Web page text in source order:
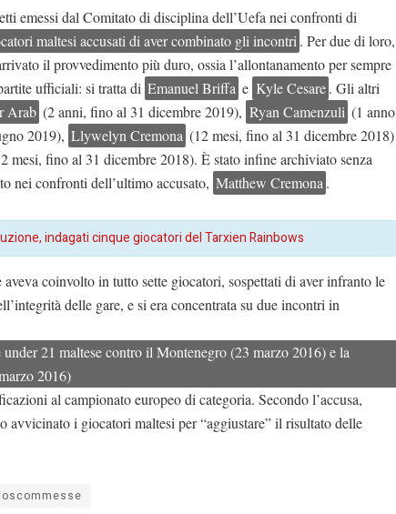
emessi dal Comitato di disciplina dell’Uefa nei confronti di
maltesi accusati di aver combinato gli incontri . Per due di loro,
il provvedimento più duro, ossia l’allontanamento per sempre
ufficiali: si tratta di Emanuel Briffa e Kyle Cesare . Gli altri
Arab (2 anni, fino al 31 dicembre 2019), Ryan Camenzuli (1 anno
2019), Llywelyn Cremona (12 mesi, fino al 31 dicembre 2018)
mesi, fino al 31 dicembre 2018). È stato infine archiviato senza
nei confronti dell’ultimo accusato, Matthew Cremona .
indagati cinque giocatori del Tarxien Rainbows
aveva coinvolto in tutto sette giocatori, sospettati di aver infranto le
delle gare, e si era concentrata su due incontri in
21 maltese contro il Montenegro (23 marzo 2016) e la
2016)
al campionato europeo di categoria. Secondo l’accusa,
avvicinato i giocatori maltesi per “aggiustare” il risultato delle